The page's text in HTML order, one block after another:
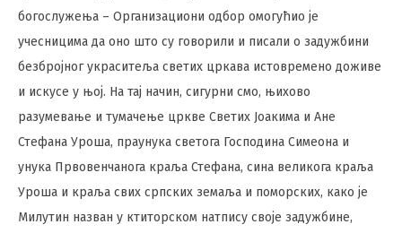
богослужења – Организациони одбор омогућио је
учесницима да оно што су говорили и писали о задужбини
безбројног украситеља светих цркава истовремено доживе
и искусе у њој. На тај начин, сигурни смо, њихово
разумевање и тумачење цркве Светих Јоакима и Ане
Стефана Уроша, праунука светога Господина Симеона и
унука Првовенчанога краља Стефана, сина великога краља
Уроша и краља свих српских земаља и поморских, како је
Милутин назван у ктиторском натпису своје задужбине,